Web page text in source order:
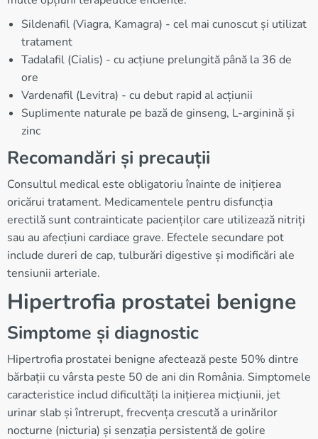
Sildenafil (Viagra, Kamagra) - cel mai cunoscut și utilizat
tratament
Tadalafil (Cialis) - cu acțiune prelungită până la 36 de
ore
Vardenafil (Levitra) - cu debut rapid al acțiunii
Suplimente naturale pe bază de ginseng, L-arginină și
zinc
Recomandări și precauții
Consultul medical este obligatoriu înainte de inițierea
oricărui tratament. Medicamentele pentru disfuncția
erectilă sunt contrainticate pacienților care utilizează nitriți
sau au afecțiuni cardiace grave. Efectele secundare pot
include dureri de cap, tulburări digestive și modificări ale
tensiunii arteriale.
Hipertrofia prostatei benigne
Simptome și diagnostic
Hipertrofia prostatei benigne afectează peste 50% dintre
bărbații cu vârsta peste 50 de ani din România. Simptomele
caracteristice includ dificultăți la inițierea micțiunii, jet
urinar slab și întrerupt, frecvența crescută a urinărilor
nocturne (nicturia) și senzația persistentă de golire